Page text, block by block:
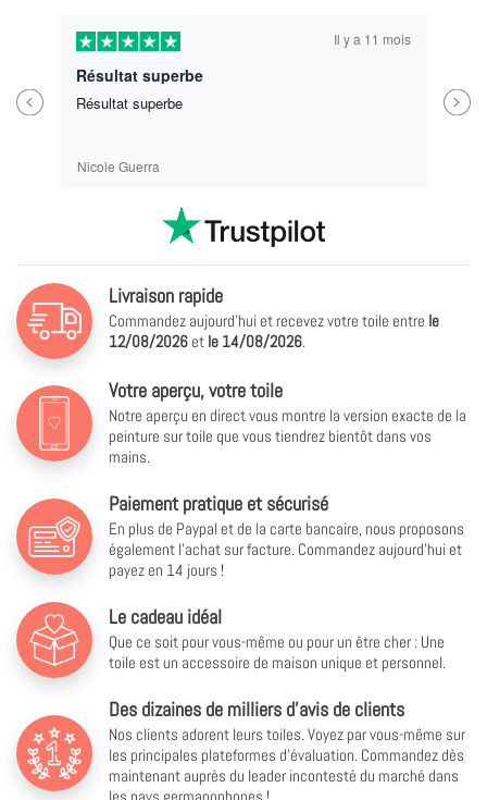
Previous
Il y a 11 mois
Résultat superbe
Résultat superbe
Nicole Guerra
Next
Livraison rapide
Commandez aujourd'hui et recevez votre toile entre le
12/08/2026 et le 14/08/2026.
Votre aperçu, votre toile
Notre aperçu en direct vous montre la version exacte de la
peinture sur toile que vous tiendrez bientôt dans vos
mains.
Paiement pratique et sécurisé
En plus de Paypal et de la carte bancaire, nous proposons
également l'achat sur facture. Commandez aujourd'hui et
payez en 14 jours !
Le cadeau idéal
Que ce soit pour vous-même ou pour un être cher : Une
toile est un accessoire de maison unique et personnel.
Des dizaines de milliers d'avis de clients
Nos clients adorent leurs toiles. Voyez par vous-même sur
les principales plateformes d'évaluation. Commandez dès
maintenant auprès du leader incontesté du marché dans
les pays germanophones !